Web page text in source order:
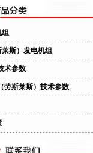
组
斯）发电机组
术参数
劳斯莱斯）技术参数